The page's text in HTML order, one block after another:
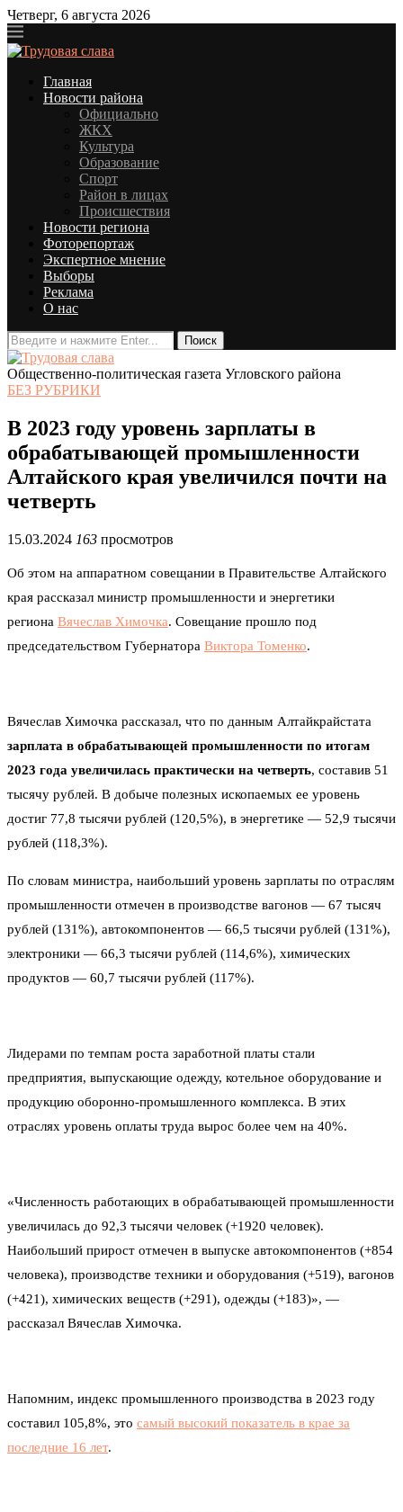
Четверг, 6 августа 2026
Главная
Новости района
Официально
ЖКХ
Культура
Образование
Спорт
Район в лицах
Происшествия
Новости региона
Фоторепортаж
Экспертное мнение
Выборы
Реклама
О нас
Общественно-политическая газета Угловского района
БЕЗ РУБРИКИ
В 2023 году уровень зарплаты в
обрабатывающей промышленности
Алтайского края увеличился почти на
четверть
15.03.2024 163 просмотров
Об этом на аппаратном совещании в Правительстве Алтайского
края рассказал министр промышленности и энергетики
региона Вячеслав Химочка. Совещание прошло под
председательством Губернатора Виктора Томенко.
Вячеслав Химочка рассказал, что по данным Алтайкрайстата
зарплата в обрабатывающей промышленности по итогам
2023 года увеличилась практически на четверть, составив 51
тысячу рублей. В добыче полезных ископаемых ее уровень
достиг 77,8 тысячи рублей (120,5%), в энергетике — 52,9 тысячи
рублей (118,3%).
По словам министра, наибольший уровень зарплаты по отраслям
промышленности отмечен в производстве вагонов — 67 тысяч
рублей (131%), автокомпонентов — 66,5 тысячи рублей (131%),
электроники — 66,3 тысячи рублей (114,6%), химических
продуктов — 60,7 тысячи рублей (117%).
Лидерами по темпам роста заработной платы стали
предприятия, выпускающие одежду, котельное оборудование и
продукцию оборонно-промышленного комплекса. В этих
отраслях уровень оплаты труда вырос более чем на 40%.
«Численность работающих в обрабатывающей промышленности
увеличилась до 92,3 тысячи человек (+1920 человек).
Наибольший прирост отмечен в выпуске автокомпонентов (+854
человека), производстве техники и оборудования (+519), вагонов
(+421), химических веществ (+291), одежды (+183)», —
рассказал Вячеслав Химочка.
Напомним, индекс промышленного производства в 2023 году
составил 105,8%, это самый высокий показатель в крае за
последние 16 лет.